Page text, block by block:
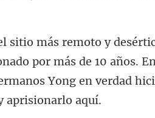
por más de 10 años.